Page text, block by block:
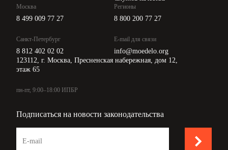
Москва
8 499 009 77 27
Санкт-Петербург
8 812 402 02 02
Регионы
8 800 200 77 27
E-mail для связи
info@moedelo.org
123112, г. Москва, Пресненская набережная, дом 12,
этаж 65
пн-пт, 9:00–18:00 ИПБР
Подписаться на новости законодательства